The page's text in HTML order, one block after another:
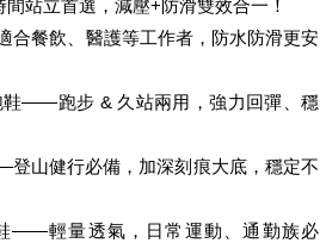
站立首選，減壓+防滑雙效合一！
餐飲、醫護等工作者，防水防滑更安
鞋——跑步 & 久站兩用，強力回彈、穩
山健行必備，加深刻痕大底，穩定不
——輕量透氣，日常運動、通勤族必